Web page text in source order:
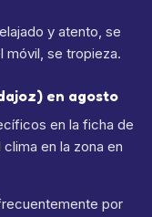
y atento, se
móvil, se tropieza.
en agosto
en la ficha de
en la zona en
por